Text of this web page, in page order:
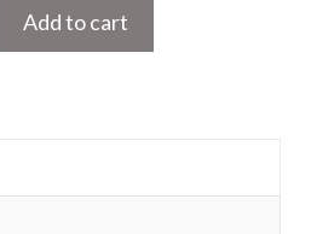
Pintu
Add to cart